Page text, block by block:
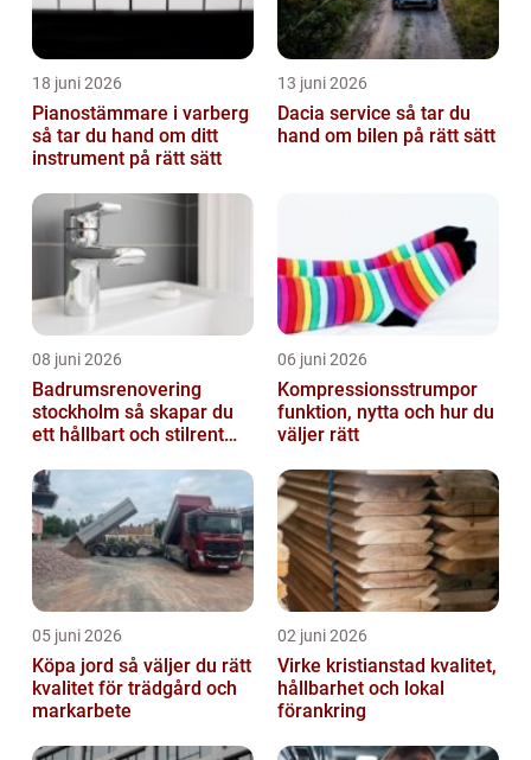
18 juni 2026
Pianostämmare i varberg
så tar du hand om ditt
instrument på rätt sätt
13 juni 2026
Dacia service så tar du
hand om bilen på rätt sätt
08 juni 2026
Badrumsrenovering
stockholm så skapar du
ett hållbart och stilrent
06 juni 2026
Kompressionsstrumpor
funktion, nytta och hur du
väljer rätt
05 juni 2026
Köpa jord så väljer du rätt
kvalitet för trädgård och
markarbete
02 juni 2026
Virke kristianstad kvalitet,
hållbarhet och lokal
förankring